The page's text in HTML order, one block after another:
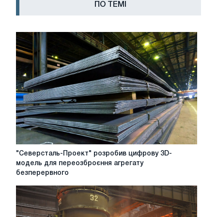
ПО ТЕМІ
"Северсталь-
розробив
3D-
для
"Северсталь-Проект" розробив цифрову 3D-
модель для переозброєння агрегату
безперервного